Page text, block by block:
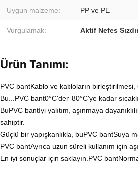
Uygun malzeme: PP ve PE
Vurgulamak: Aktif Nefes
Ürün Tanımı:
PVC bantKablo ve kabloların birleştirilmesi,
Bu...PVC bant0°C'den 80°C'ye kadar
BuPVC bantİyi yalıtım, aşınmaya
sahiptir.
Güçlü bir yapışkanlıkla, buPVC bantSuya
PVC bantAyrıca uzun süreli kullanım için
En iyi sonuçlar için saklayın.PVC bant